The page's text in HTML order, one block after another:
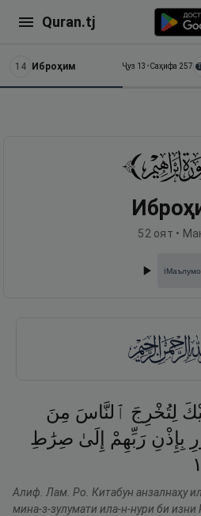
Quran.tj
14 Иброҳим Ҷуз 13 •Саҳифа 257
52 оят •
ℹ️
لِتُخْرِجَ ٱلنَّاسَ مِنَ
بِإِذْنِ رَبِّهِمْ إِلَىٰ صِرَٰطِ
١
Алиф. Лам. Ро. Китабун анзалнаҳу
мина-з-зулумати ила-н-нури би